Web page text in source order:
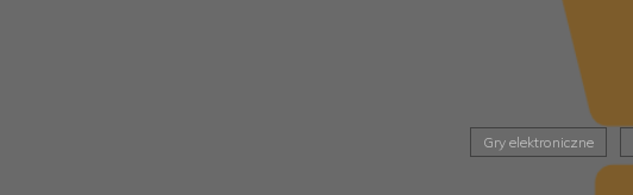
Gry elektroniczne